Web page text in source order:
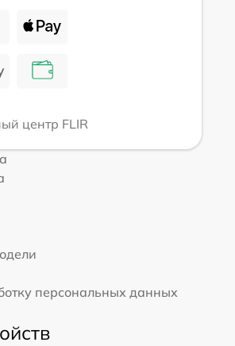
центр FLIR
персональных данных